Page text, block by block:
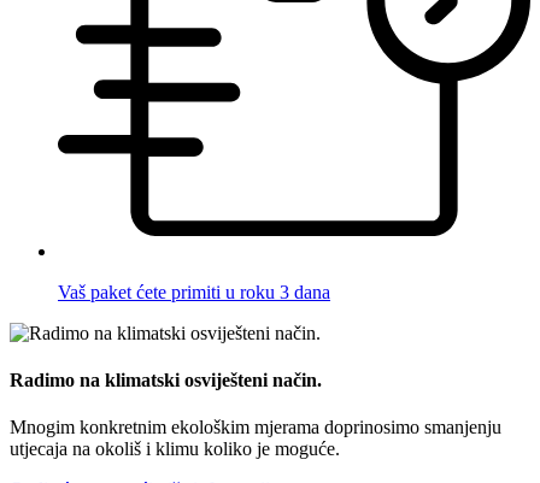
Vaš paket ćete primiti u roku 3 dana
Radimo na klimatski osviješteni način.
Mnogim konkretnim ekološkim mjerama doprinosimo smanjenju
utjecaja na okoliš i klimu koliko je moguće.